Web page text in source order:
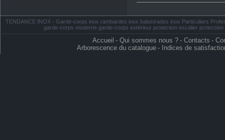
TENDANCE INOX - Garde-corps inox rambardes inox balustrades inox Particuliers
garde-corps moderne garde-corps extérieur protection escalier
Accueil - Qui sommes nous ? - Contacts -
Arborescence du catalogue - Indices de